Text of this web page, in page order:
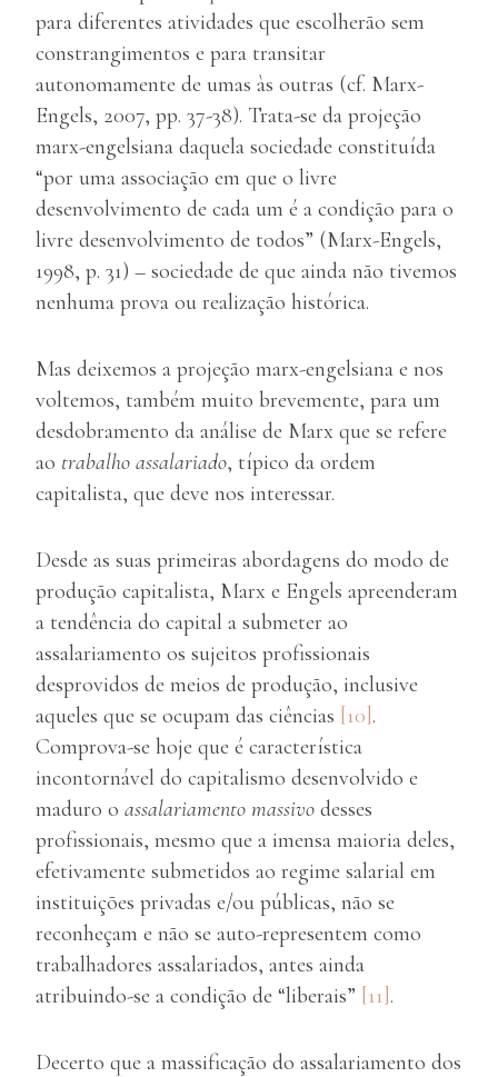
para diferentes atividades que escolherão sem
constrangimentos e para transitar
autonomamente de umas às outras (cf. Marx-
Engels, 2007, pp. 37-38). Trata-se da projeção
marx-engelsiana daquela sociedade constituída
“por uma associação em que o livre
desenvolvimento de cada um é a condição para o
livre desenvolvimento de todos” (Marx-Engels,
1998, p. 31) – sociedade de que ainda não tivemos
nenhuma prova ou realização histórica.
Mas deixemos a projeção marx-engelsiana e nos
voltemos, também muito brevemente, para um
desdobramento da análise de Marx que se refere
ao trabalho assalariado, típico da ordem
capitalista, que deve nos interessar.
Desde as suas primeiras abordagens do modo de
produção capitalista, Marx e Engels apreenderam
a tendência do capital a submeter ao
assalariamento os sujeitos profissionais
desprovidos de meios de produção, inclusive
aqueles que se ocupam das ciências [10].
Comprova-se hoje que é característica
incontornável do capitalismo desenvolvido e
maduro o assalariamento massivo desses
profissionais, mesmo que a imensa maioria deles,
efetivamente submetidos ao regime salarial em
instituições privadas e/ou públicas, não se
reconheçam e não se auto-representem como
trabalhadores assalariados, antes ainda
atribuindo-se a condição de “liberais” [11].
Decerto que a massificação do assalariamento dos